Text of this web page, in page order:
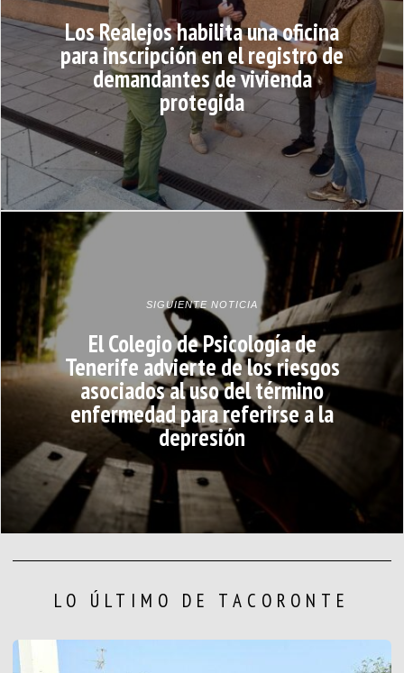
Los Realejos habilita una oficina
para inscripción en el registro de
demandantes de vivienda
protegida
SIGUIENTE NOTICIA
El Colegio de Psicología de
Tenerife advierte de los riesgos
asociados al uso del término
enfermedad para referirse a la
depresión
LO ÚLTIMO DE TACORONTE